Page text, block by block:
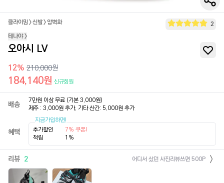
클라이밍>신발>암벽화
2
테나야>
오아시 LV
12% 210,000원
184,140원 신규회원
배송
7만원 이상 무료 (기본 3,000원)
제주 : 3,000원 추가, 기타 산간: 5,000원 추가
혜택
지금가입하면!
추가할인
7% 쿠폰!
적립
1%
리뷰 2 어디서 샀던 사진리뷰쓰면 500P